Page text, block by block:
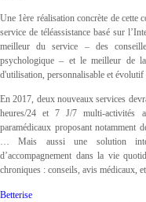
Une 1ère réalisation concrète de cette
service de téléassistance basé sur
meilleur du service – des
psychologique – et le meilleur de
d'utilisation, personnalisable et
En 2017, deux nouveaux services
heures/24 et 7 J/7 multi-activités
paramédicaux proposant notamment
… Mais aussi une solution
d’accompagnement dans la vie
chroniques : conseils, avis médicaux,
Betterise